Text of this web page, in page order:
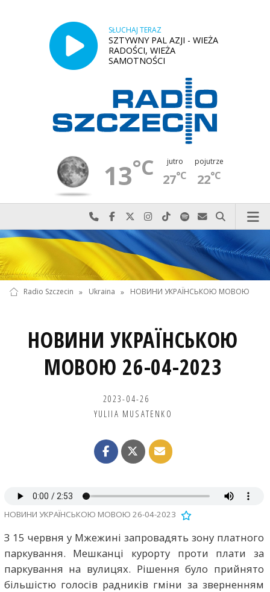
SŁUCHAJ TERAZ
SZTYWNY PAL AZJI - WIEŻA
RADOŚCI, WIEŻA
SAMOTNOŚCI
13°C jutro
27°C
pojutrze
22°C
Najlepiej po prostu do nas zadzwoń
Odwiedź nas na Facebook-u
Odwiedź nas na X
Odwiedź nas na Instagram-ie
Odwiedź nas na TikTok-u
Szukaj nas na Spotify
Wyślij do nas
Szukaj
Radio Szczecin » Ukraina » НОВИНИ УКРАЇНСЬКОЮ МОВОЮ
НОВИНИ УКРАЇНСЬКОЮ
МОВОЮ 26-04-2023
2023-04-26
YULIIA MUSATENKO
НОВИНИ УКРАЇНСЬКОЮ МОВОЮ 26-04-2023
З 15 червня у Мжежині запровадять зону платного
паркування. Мешканці курорту проти плати за
паркування на вулицях. Рішення було прийнято
більшістю голосів радників гміни за зверненням